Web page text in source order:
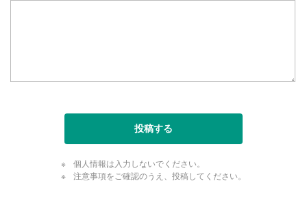
投稿する
個人情報は入力しないでください。
注意事項をご確認のうえ、投稿してください。